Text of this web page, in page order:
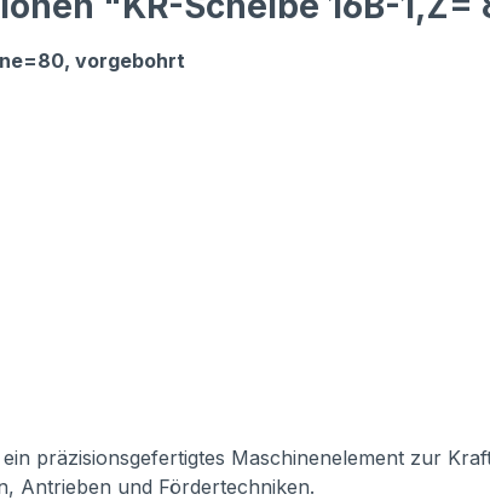
vorgebohrt
ein präzisionsgefertigtes Maschinenelement zur
Antrieben und Fördertechniken.